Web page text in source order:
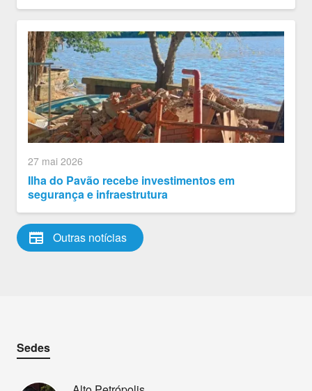
27 mai 2026
Ilha do Pavão recebe investimentos em
segurança e infraestrutura
newspaper Outras notícias
Sedes